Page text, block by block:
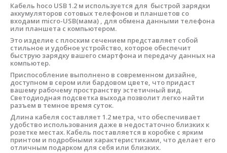
Кабель hoco USB 1.2 м используется для быстрой зарядки
аккумуляторов сотовых телефонов и планшетов со
входами micro-USB(мама) , для обмена данными телефона
или планшета с компьютером.
Это изделие с плоским сечением представляет собой
стильное и удобное устройство, которое обеспечит
быструю зарядку вашего смартфона и передачу данных на
компьютер.
Приспособление выполнено в современном дизайне,
доступном в сером или бардовом цвете, что придаст
вашему рабочему пространству эстетичный вид.
Светодиодная подсветка выхода позволит легко найти
разъем в темное время суток.
Длина кабеля составляет 1.2 метра, что обеспечивает
удобство использования даже в недостаточно близких к
розетке местах. Кабель поставляется в коробке с ярким
принтом и подробными характеристиками, что делает его
отличным подарком для себя или близких.